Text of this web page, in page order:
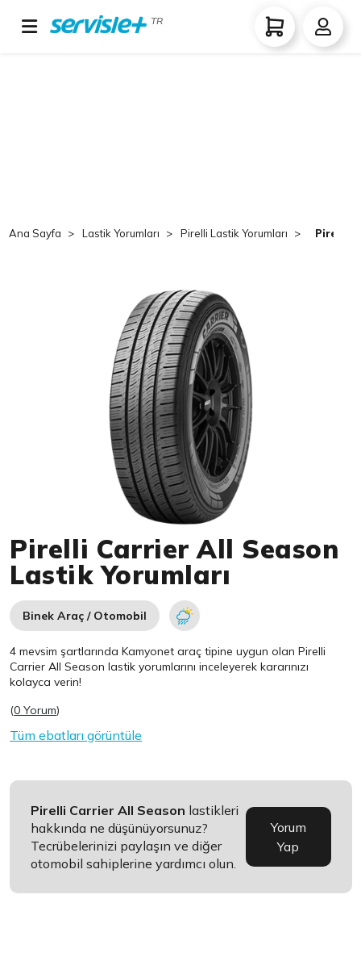
TR
Ana Sayfa Lastik Yorumları Pirelli Lastik Yorumları Pirelli
Pirelli Carrier All Season
Lastik Yorumları
Binek Araç / Otomobil
4 mevsim şartlarında Kamyonet araç tipine uygun olanPirelli
Carrier All Season lastik yorumlarını inceleyerek kararınızı
kolayca verin!
(0 Yorum)
Tüm ebatları görüntüle
Pirelli Carrier All Season lastikleri
hakkında ne düşünüyorsunuz?
Tecrübelerinizi paylaşın ve diğer
otomobil sahiplerine yardımcı olun.
Yorum
Yap